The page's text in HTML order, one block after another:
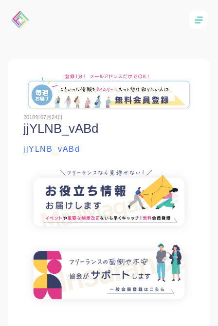
2018年07月24日
jjYLNB_vABd
jjYLNB_vABd